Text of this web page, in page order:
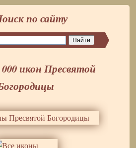
по сайту
000 икон Пресвятой